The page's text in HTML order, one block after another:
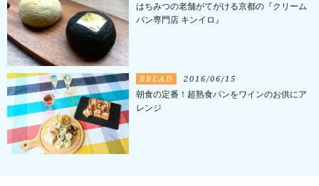
はちみつの老舗がてがける京都の『クリーム
パン専門店 キンイロ』
BREAD 2016/06/15
朝食の定番！超熟食パンをワインのお供にア
レンジ